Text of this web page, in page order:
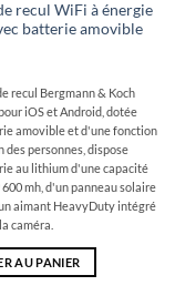
recul WiFi à énergie
batterie amovible
recul Bergmann & Koch
iOS et Android, dotée
amovible et d'une fonction
des personnes, dispose
au lithium d'une capacité
600 mh, d'un panneau solaire
aimant HeavyDuty intégré
caméra.
AU PANIER